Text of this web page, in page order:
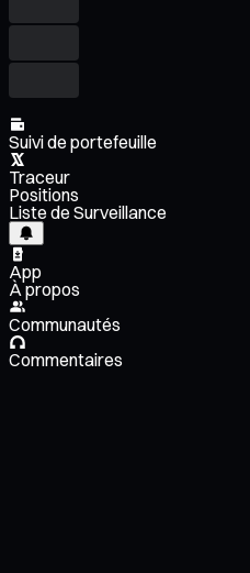
Suivi de portefeuille
Traceur
Positions
Liste de Surveillance
App
À propos
Communautés
Commentaires